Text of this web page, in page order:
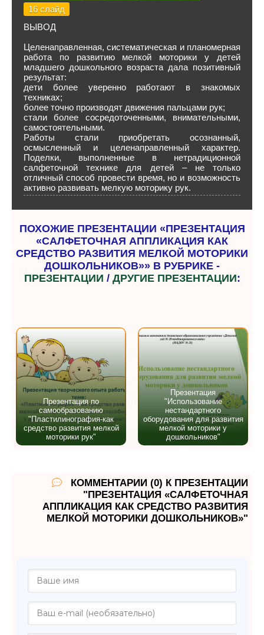
16 слайд
ВЫВОД
Целенаправленная, систематическая и планомерная
работа по развитию мелкой моторики у детей
младшего дошкольного возраста дала позитивный
результат:
дети более уверенно работают в знакомых
техниках;
более точно производят движения пальцами рук;
стали более сосредоточенными, внимательными,
самостоятельными.
Работы стали приобретать осознанный,
осмысленный и целенаправленный характер.
Поделки, выполненные в нетрадиционной
салфеточной технике для детей – не только
отличный способ провести время, но и возможность
активно развивать мелкую моторику рук.
ПОХОЖИЕ ПРЕЗЕНТАЦИИ «ПРЕЗЕНТАЦИЯ
«САЛФЕТОЧНАЯ АППЛИКАЦИЯ КАК
СРЕДСТВО РАЗВИТИЯ МЕЛКОЙ МОТОРИКИ
ДОШКОЛЬНИКОВ»» В РУБРИКЕ -
ПРЕЗЕНТАЦИИ / ДРУГИЕ ПРЕЗЕНТАЦИИ:
Презентация по
самообразованию
"Пластилинография-как
средство развития мелкой
моторики рук"
Презентация
"Использование
нестандартного
оборудования для развития
мелкой моторики у
дошкольников"
КОММЕНТАРИИ (0) К ПРЕЗЕНТАЦИИ
"ПРЕЗЕНТАЦИЯ «САЛФЕТОЧНАЯ
АППЛИКАЦИЯ КАК СРЕДСТВО РАЗВИТИЯ
МЕЛКОЙ МОТОРИКИ ДОШКОЛЬНИКОВ»"